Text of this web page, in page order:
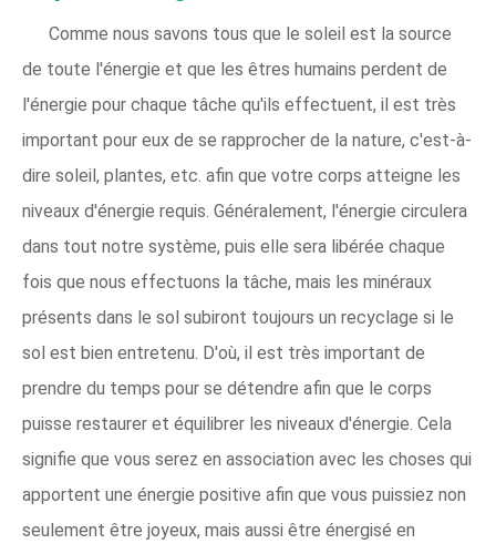
Comme nous savons tous que le soleil est la source
de toute l'énergie et que les êtres humains perdent de
l'énergie pour chaque tâche qu'ils effectuent, il est très
important pour eux de se rapprocher de la nature, c'est-à-
dire soleil, plantes, etc. afin que votre corps atteigne les
niveaux d'énergie requis. Généralement, l'énergie circulera
dans tout notre système, puis elle sera libérée chaque
fois que nous effectuons la tâche, mais les minéraux
présents dans le sol subiront toujours un recyclage si le
sol est bien entretenu. D'où, il est très important de
prendre du temps pour se détendre afin que le corps
puisse restaurer et équilibrer les niveaux d'énergie. Cela
signifie que vous serez en association avec les choses qui
apportent une énergie positive afin que vous puissiez non
seulement être joyeux, mais aussi être énergisé en